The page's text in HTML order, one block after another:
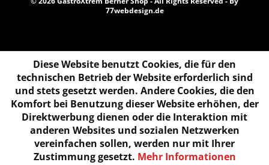
77webdesign.de
Diese Website benutzt Cookies, die für den
technischen Betrieb der Website erforderlich sind
und stets gesetzt werden. Andere Cookies, die den
Komfort bei Benutzung dieser Website erhöhen, der
Direktwerbung dienen oder die Interaktion mit
anderen Websites und sozialen Netzwerken
vereinfachen sollen, werden nur mit Ihrer
Zustimmung gesetzt. Mehr Informationen